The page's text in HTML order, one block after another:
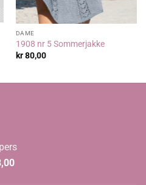
DAME
1908 nr 5 Sommerjakke
kr80,00
Nåværende